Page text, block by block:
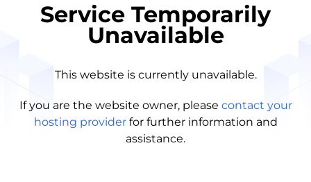
Service Temporarily
Unavailable
This website is currently unavailable.
If you are the website owner, please contact your
hosting provider for further information and
assistance.